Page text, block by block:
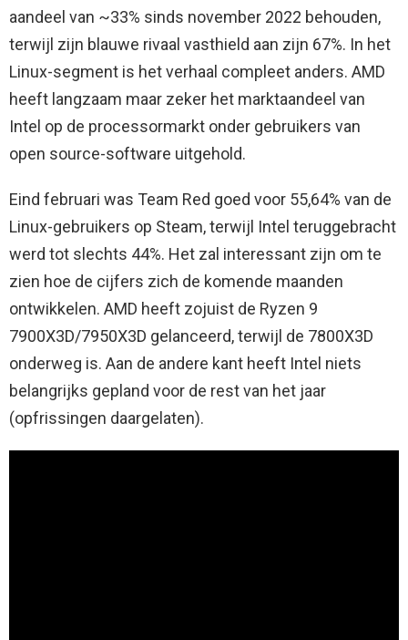
aandeel van ~33% sinds november 2022 behouden,
terwijl zijn blauwe rivaal vasthield aan zijn 67%. In het
Linux-segment is het verhaal compleet anders. AMD
heeft langzaam maar zeker het marktaandeel van
Intel op de processormarkt onder gebruikers van
open source-software uitgehold.
Eind februari was Team Red goed voor 55,64% van de
Linux-gebruikers op Steam, terwijl Intel teruggebracht
werd tot slechts 44%. Het zal interessant zijn om te
zien hoe de cijfers zich de komende maanden
ontwikkelen. AMD heeft zojuist de Ryzen 9
7900X3D/7950X3D gelanceerd, terwijl de 7800X3D
onderweg is. Aan de andere kant heeft Intel niets
belangrijks gepland voor de rest van het jaar
(opfrissingen daargelaten).